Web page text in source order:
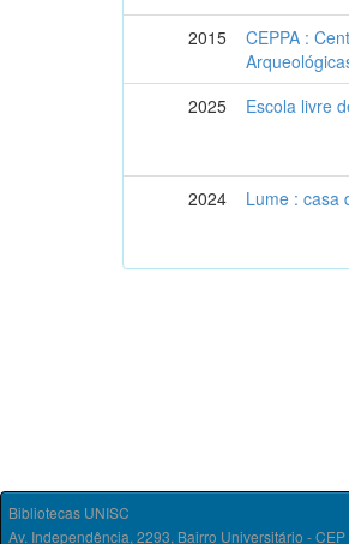
2015
CEPPA :
2025 Escola livre
2024
Lume : casa
Bibliotecas UNISC
Av. Independência, 2293, Bairro Universitário -